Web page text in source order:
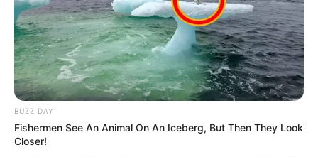
BUZZ DAY
Fishermen See An Animal On An Iceberg, But Then They Look
Closer!